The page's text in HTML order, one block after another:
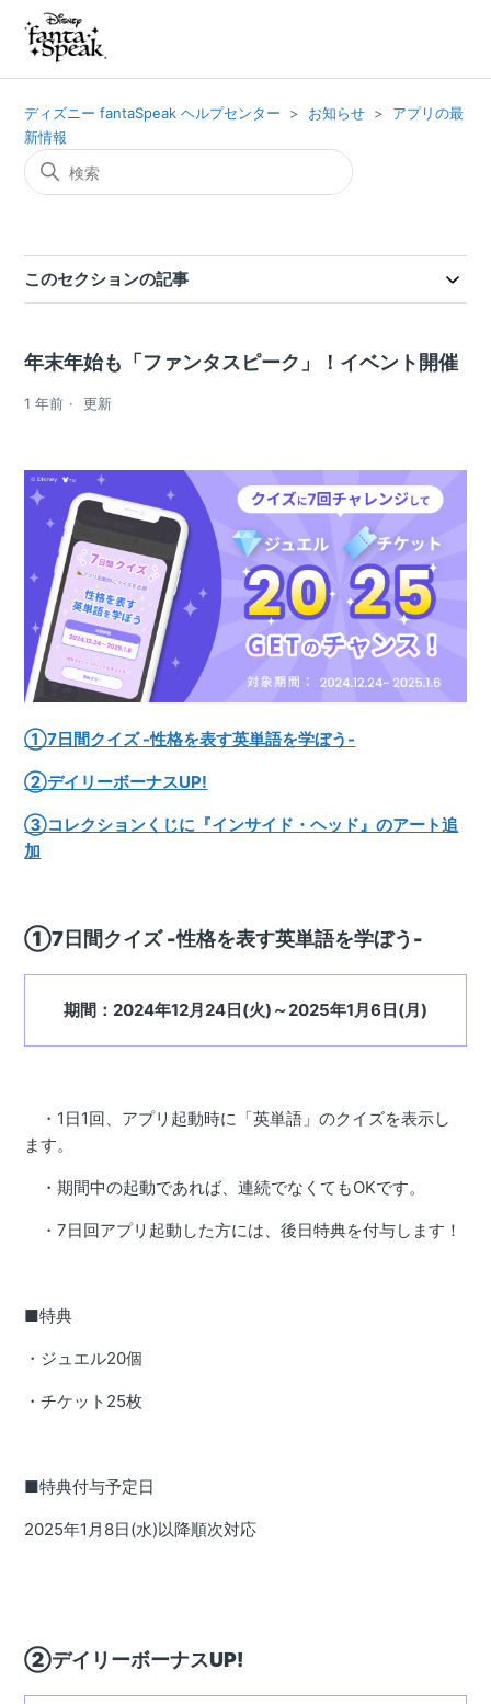
ディズニー fantaSpeak ヘルプセンター お知らせ
アプリの最
新情報
このセクションの記事
年末年始も「ファンタスピーク」！イベント開催
1 年前 更新
①7日間クイズ -性格を表す英単語を学ぼう-
②デイリーボーナスUP!
③コレクションくじに『インサイド・ヘッド』のアート追
加
①7日間クイズ -性格を表す英単語を学ぼう-
期間：2024年12月24日(火)～2025年1月6日(月)
・1日1回、アプリ起動時に「英単語」のクイズを表示し
ます。
・期間中の起動であれば、連続でなくてもOKです。
・7日回アプリ起動した方には、後日特典を付与します！
■特典
・ジュエル20個
・チケット25枚
■特典付与予定日
2025年1月8日(水)以降順次対応
②デイリーボーナスUP!